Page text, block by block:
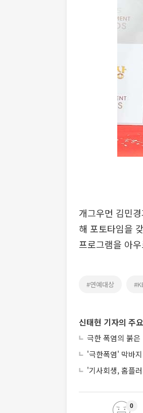
개그우먼 김민
해 포토타임을
프로그램을 아
#연예대상
신태현 기자의 주
극한 폭염의 붉은
'극한폭염' 막바
'기사회생, 홈플
0